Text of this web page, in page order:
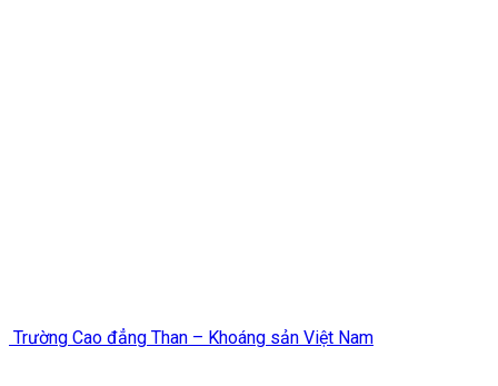
Trường Cao đẳng Than – Khoáng sản Việt Nam